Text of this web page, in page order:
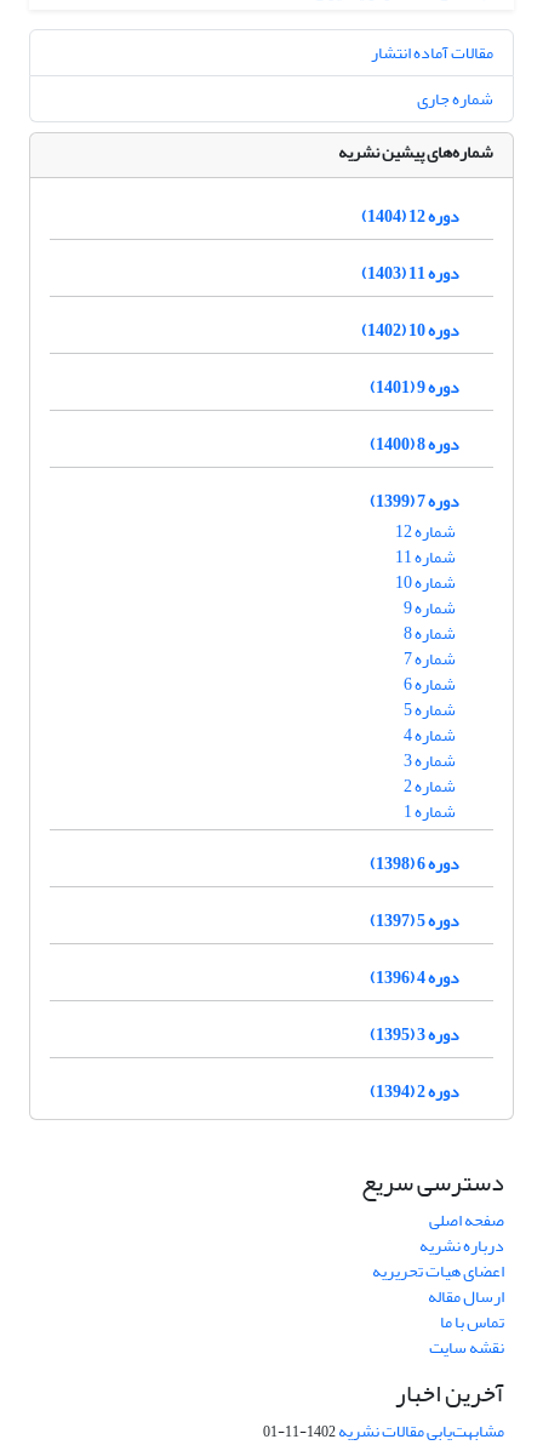
مقالات آماده انتشار
شماره جاری
شماره‌های پیشین نشریه
دوره 12 (1404)
دوره 11 (1403)
دوره 10 (1402)
دوره 9 (1401)
دوره 8 (1400)
دوره 7 (1399)
شماره 12
شماره 11
شماره 10
شماره 9
شماره 8
شماره 7
شماره 6
شماره 5
شماره 4
شماره 3
شماره 2
شماره 1
دوره 6 (1398)
دوره 5 (1397)
دوره 4 (1396)
دوره 3 (1395)
دوره 2 (1394)
دسترسی سریع
صفحه اصلی
درباره نشریه
اعضای هیات تحریریه
ارسال مقاله
تماس با ما
نقشه سایت
آخرین اخبار
مشابهت‌یابی مقالات نشریه1402-11-01